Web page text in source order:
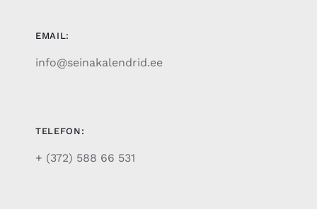
EMAIL:
info@seinakalendrid.ee
TELEFON:
+ (372) 588 66 531